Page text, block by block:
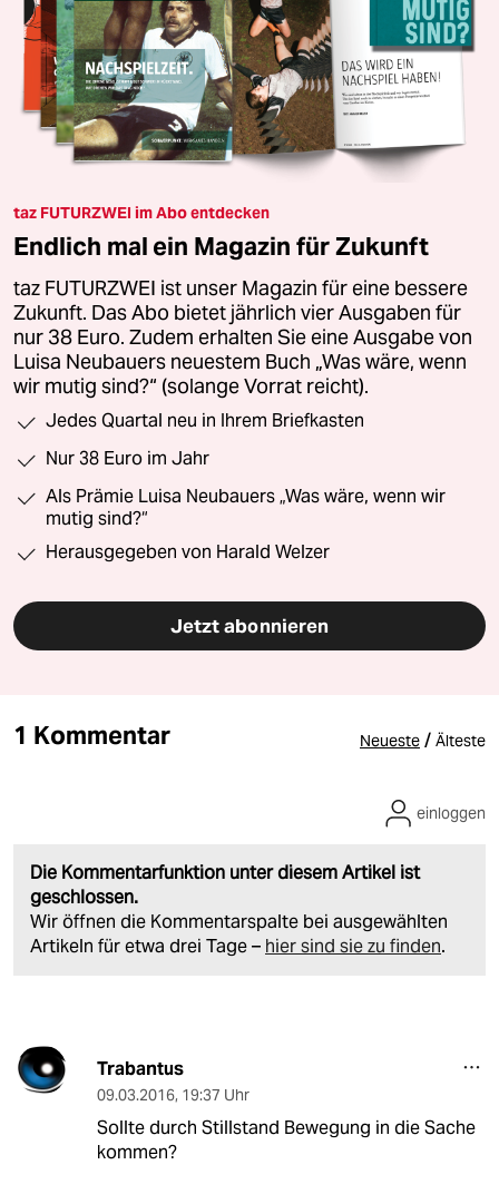
taz FUTURZWEI im Abo entdecken
Endlich mal ein Magazin für Zukunft
taz FUTURZWEI ist unser Magazin für eine bessere
Zukunft. Das Abo bietet jährlich vier Ausgaben für
nur 38 Euro. Zudem erhalten Sie eine Ausgabe von
Luisa Neubauers neuestem Buch „Was wäre, wenn
wir mutig sind?“ (solange Vorrat reicht).
Jedes Quartal neu in Ihrem Briefkasten
Nur 38 Euro im Jahr
Als Prämie Luisa Neubauers „Was wäre, wenn wir
mutig sind?“
Herausgegeben von Harald Welzer
Jetzt abonnieren
1 Kommentar Neueste / Älteste
Die Kommentarfunktion unter diesem Artikel ist
geschlossen.
Wir öffnen die Kommentarspalte bei ausgewählten
Artikeln für etwa drei Tage – hier sind sie zu finden.
einloggen
Trabantus
09.03.2016, 19:37 Uhr
Sollte durch Stillstand Bewegung in die Sache
kommen?